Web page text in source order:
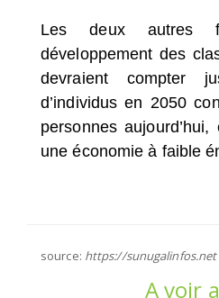
Les deux autres
développement des
devraient compter
d’individus en 2050
personnes
une économie à faible
source: https://sunugalinfos.net
A voir